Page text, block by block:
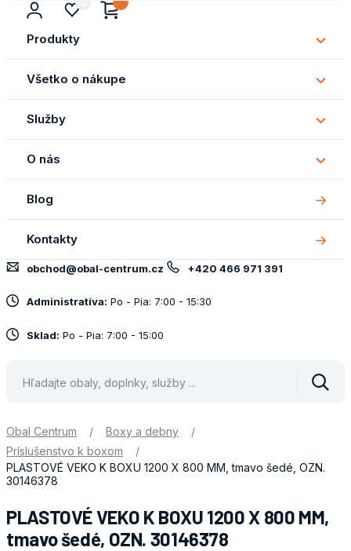
Produkty
Všetko o nákupe
o
Služby
O nás
O
nás
Blog
Kontakty
obchod@obal-centrum.cz +420 466 971 391
Administratíva: Po - Pia: 7:00 - 15:30
Sklad: Po - Pia: 7:00 - 15:00
Obal Centrum / Boxy a debny
/
Príslušenstvo k boxom
/
PLASTOVÉ VEKO K BOXU 1200 X 800 MM, tmavo šedé, OZN.
30146378
PLASTOVÉ VEKO K BOXU 1200 X 800 MM,
tmavo šedé, OZN. 30146378